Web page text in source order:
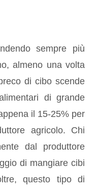
sempre più
almeno una volta
di cibo scende
di grande
il 15-25% per
agricolo. Chi
dal produttore
di mangiare cibi
questo tipo di